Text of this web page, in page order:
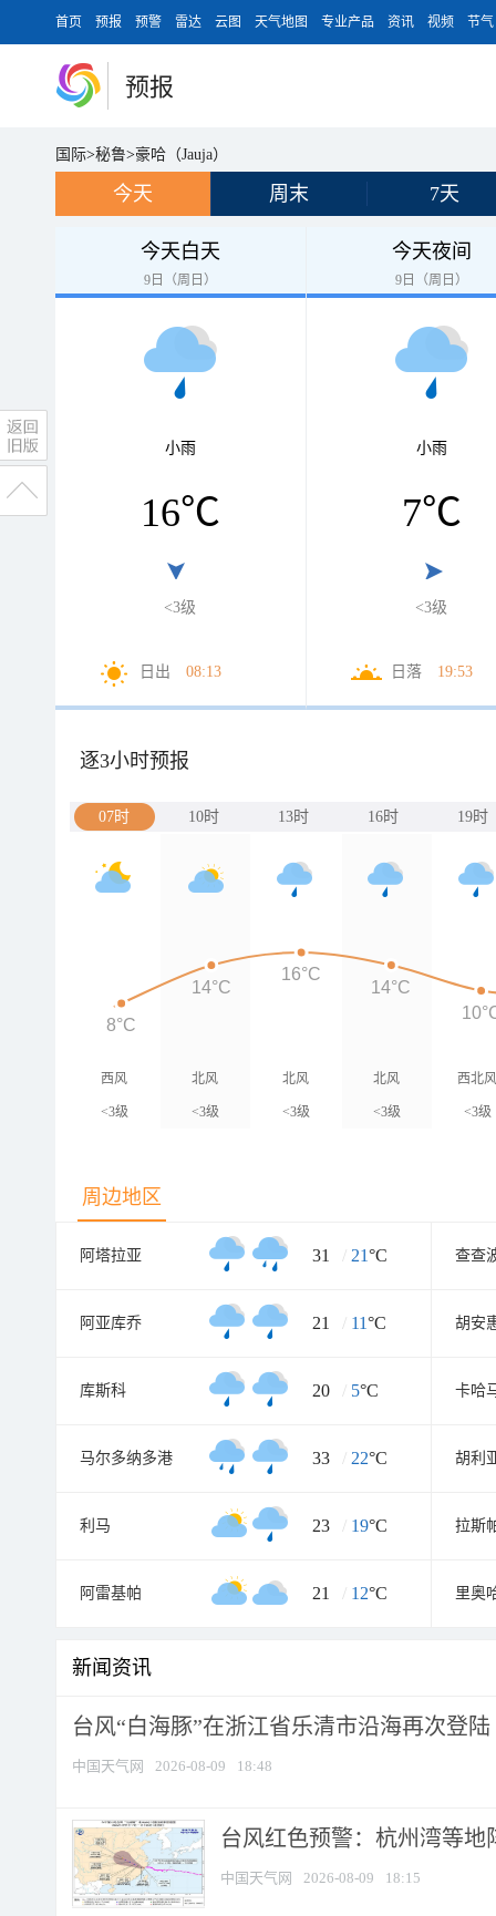
首页 预报 预警 雷达 云图 天气地图 专业产品 资讯 视频 节气
预报
国际>秘鲁>豪哈（Jauja）
今天 周末 7天
今天白天
9日（周日）
小雨
16℃
<3级
日出 08:13
今天夜间
9日（周日）
小雨
7℃
<3级
日落 19:53
逐3小时预报
07时 10时 13时 16时 19时
西风
<3级
北风
<3级
北风
<3级
北风
<3级
西北
<3级
8°C
14°C
16°C
14°C
周边地区
阿塔拉亚 31 / 21°C 查查
阿亚库乔 21 / 11°C 胡安
库斯科 20 / 5°C 卡哈
马尔多纳多港 33 / 22°C 胡利
利马 23 / 19°C 拉斯
阿雷基帕 21 / 12°C 里奥
新闻资讯
台风“白海豚”在浙江省乐清市沿海再次登陆
中国天气网 2026-08-09 18:48
台风红色预警：杭州湾等地
中国天气网 2026-08-09 18:15